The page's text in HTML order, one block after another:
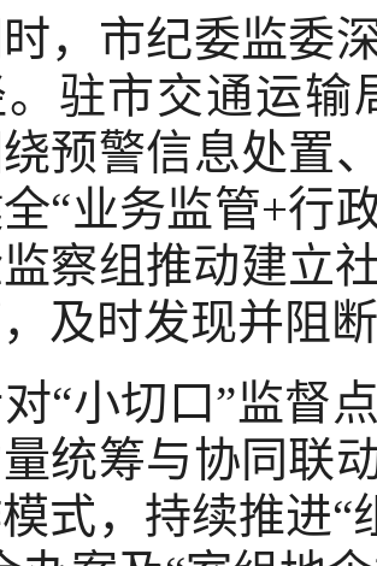
市纪委监委深
驻市交通运输
预警信息处置
“业务监管+行
察组推动建立
及时发现并阻
小切口”监督点
统筹与协同联
式，持续推进“